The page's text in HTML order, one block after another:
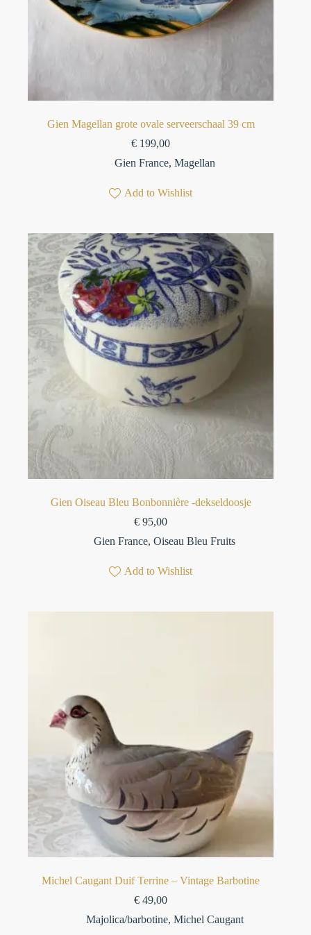
Gien Magellan grote ovale serveerschaal 39 cm
€ 199,00
Gien France, Magellan
Add to Wishlist
Gien Oiseau Bleu Bonbonnière -dekseldoosje
€ 95,00
Gien France,Oiseau Bleu Fruits
Add to Wishlist
Michel Caugant Duif Terrine – Vintage Barbotine
€ 49,00
Majolica/barbotine, Michel Caugant